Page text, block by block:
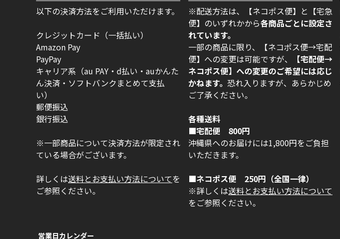
以下の決済方法をご利用いただけます。
クレジットカード（一括払い）
Amazon Pay
PayPay
キャリア系（au PAY・d払い・auかんた
ん決済・ソフトバンクまとめて支払
い）
郵便振込
銀行振込
※一部商品について決済方法が限定され
ている場合がございます。
詳しくは送料とお支払い方法についてを
ご参照ください。
※配送方法は、【ネコポス便】と【宅急
便】のいずれかから各商品ごとに設定さ
れています。
一部の商品に限り、【ネコポス便→宅配
便】への変更は可能ですが、
【宅配便→
ネコポス便】への変更のご希望には応じ
かねます。 恐れ入りますが、あらかじめ
ご了承ください。
各種送料
■宅配便 800円
沖縄県へのお届けには1,800円をご負担
いただきます。
■ネコポス便 250円（全国一律）
※詳しくは送料とお支払い方法について
をご参照ください。
営業日カレンダー